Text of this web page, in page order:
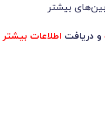
بیشتر
و دریافت اطلاعات بیشتر